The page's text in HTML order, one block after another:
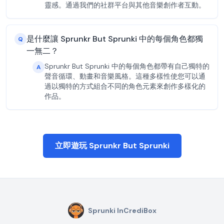
靈感。通過我們的社群平台與其他音樂創作者互動。
Q 是什麼讓 Sprunkr But Sprunki 中的每個角色都獨
一無二？
A Sprunkr But Sprunki 中的每個角色都帶有自己獨特的
聲音循環、動畫和音樂風格。這種多樣性使您可以通
過以獨特的方式組合不同的角色元素來創作多樣化的
作品。
立即遊玩 Sprunkr But Sprunki
Sprunki InCrediBox